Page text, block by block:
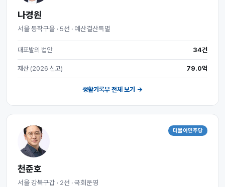
나경원
서울 동작구을 · 5선 · 예산결산특별
대표발의 법안 34건
재산 (2026 신고) 79.0억
생활기록부 전체 보기 →
더불어민주당
천준호
서울 강북구갑 · 2선 · 국회운영